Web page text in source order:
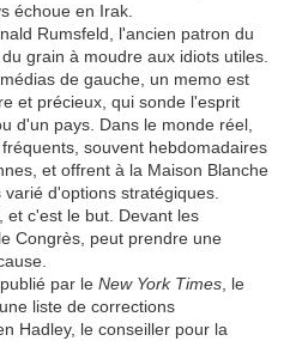
échoue en Irak.
Rumsfeld, l'ancien patron du
grain à moudre aux idiots utiles.
de gauche, un memo est
et précieux, qui sonde l'esprit
d'un pays. Dans le monde réel,
souvent hebdomadaires
et offrent à la Maison Blanche
d'options stratégiques.
et c'est le but. Devant les
Congrès, peut prendre une
par le New York Times , le
liste de corrections
Hadley, le conseiller pour la